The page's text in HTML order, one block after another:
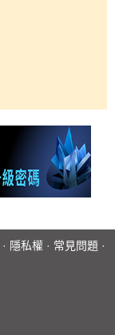
· 隱私權 · 常見問題 ·